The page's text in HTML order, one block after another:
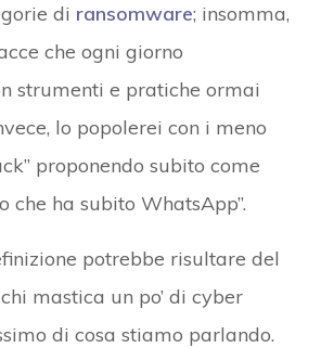
di ransomware; insomma,
che ogni giorno
strumenti e pratiche ormai
lo popolerei con i meno
proponendo subito come
che ha subito WhatsApp”.
potrebbe risultare del
mastica un po’ di cyber
di cosa stiamo parlando.